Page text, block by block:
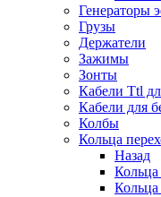
Генераторы
Грузы
Держатели
Зажимы
Зонты
Кабели Ttl
Кабели для
Колбы
Кольца
Назад